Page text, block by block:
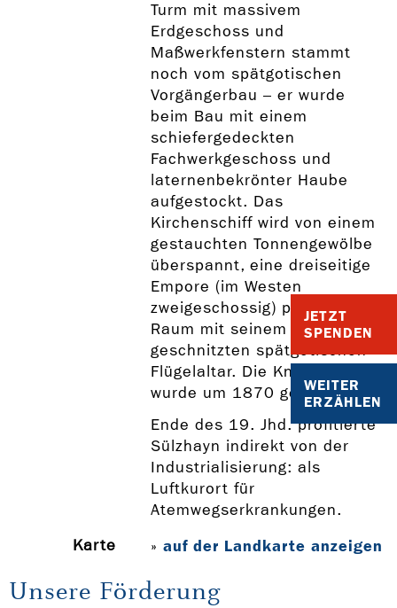
JETZT
SPENDEN
WEITER
ERZÄHLEN
Turm mit massivem
Erdgeschoss und
Maßwerkfenstern stammt
noch vom spätgotischen
Vorgängerbau – er wurde
beim Bau mit einem
schiefergedeckten
Fachwerkgeschoss und
laternenbekrönter Haube
aufgestockt. Das
Kirchenschiff wird von einem
gestauchten Tonnengewölbe
überspannt, eine dreiseitige
Empore (im Westen
zweigeschossig) prägt den
Raum mit seinem
geschnitzten spätgotischen
Flügelaltar. Die Knauf-Orgel
wurde um 1870 geschaffen.
Ende des 19. Jhd. profitierte
Sülzhayn indirekt von der
Industrialisierung: als
Luftkurort für
Atemwegserkrankungen.
Karte
» auf der Landkarte anzeigen
Unsere Förderung